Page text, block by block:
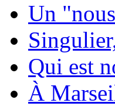
Un
Qui est
À